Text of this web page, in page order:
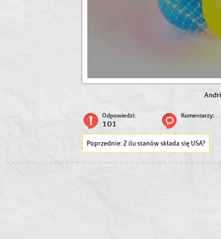
Odpowiedzi:
101
Komentarzy:
Z ilu stanów składa się USA?